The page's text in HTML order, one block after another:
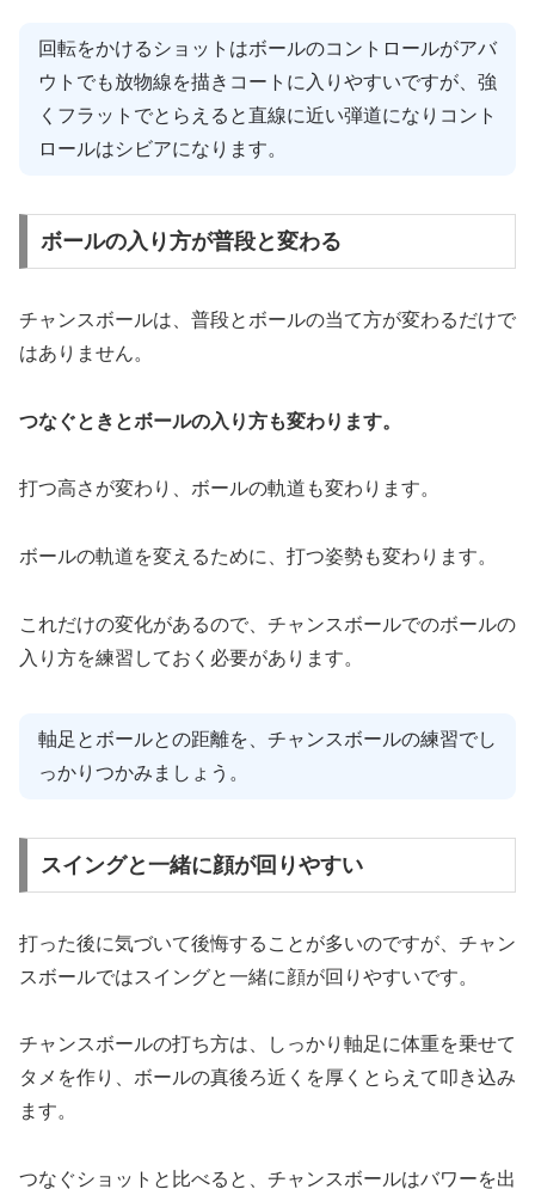
回転をかけるショットはボールのコントロールがアバ
ウトでも放物線を描きコートに入りやすいですが、強
くフラットでとらえると直線に近い弾道になりコント
ロールはシビアになります。
ボールの入り方が普段と変わる
チャンスボールは、普段とボールの当て方が変わるだけで
はありません。
つなぐときとボールの入り方も変わります。
打つ高さが変わり、ボールの軌道も変わります。
ボールの軌道を変えるために、打つ姿勢も変わります。
これだけの変化があるので、チャンスボールでのボールの
入り方を練習しておく必要があります。
軸足とボールとの距離を、チャンスボールの練習でし
っかりつかみましょう。
スイングと一緒に顔が回りやすい
打った後に気づいて後悔することが多いのですが、チャン
スボールではスイングと一緒に顔が回りやすいです。
チャンスボールの打ち方は、しっかり軸足に体重を乗せて
タメを作り、ボールの真後ろ近くを厚くとらえて叩き込み
ます。
つなぐショットと比べると、チャンスボールはバワーを出